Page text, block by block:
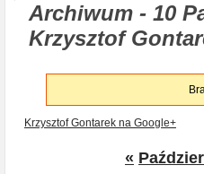
Archiwum - 10
Krzysztof
Krzysztof Gontarek na Google+
«